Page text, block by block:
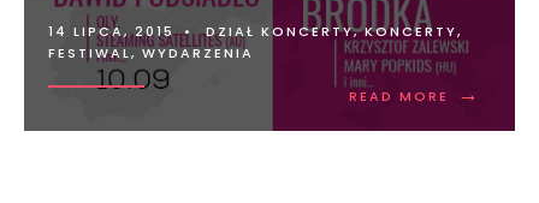
14 LIPCA, 2015 • DZIAŁ KONCERTY,KONCERTY,
FESTIWAL, WYDARZENIA
READ MORE →